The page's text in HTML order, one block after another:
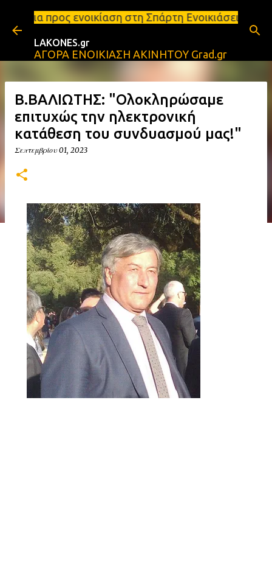
Μετάβαση στο κύριο περιεχόμενο
στη Σπάρτη Ενοικιάσεις διαμερισμάτων
LAKONES.gr
ΑΓΟΡΑ ΕΝΟΙΚΙΑΣΗ ΑΚΙΝΗΤΟΥ Grad.gr
Β.ΒΑΛΙΩΤΗΣ: "Ολοκληρώσαμε
επιτυχώς την ηλεκτρονική
κατάθεση του συνδυασμού μας!"
Σεπτεμβρίου 01, 2023